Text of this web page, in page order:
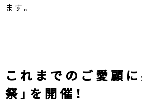
ます。
これまでのご愛顧
祭」を開催！